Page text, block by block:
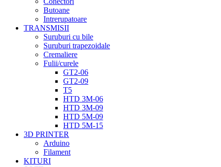
Butoane
Intrerupatoare
TRANSMISII
Suruburi cu bile
Suruburi trapezoidale
Cremaliere
Fulii/curele
GT2-06
GT2-09
T5
HTD 3M-06
HTD 3M-09
HTD 5M-09
HTD 5M-15
3D PRINTER
Arduino
Filament
KITURI